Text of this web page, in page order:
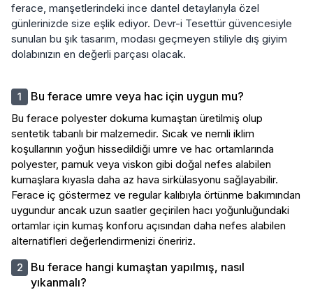
ferace, manşetlerindeki ince dantel detaylarıyla özel
günlerinizde size eşlik ediyor. Devr-i Tesettür güvencesiyle
sunulan bu şık tasarım, modası geçmeyen stiliyle dış giyim
dolabınızın en değerli parçası olacak.
Bu ferace umre veya hac için uygun mu?
Bu ferace polyester dokuma kumaştan üretilmiş olup
sentetik tabanlı bir malzemedir. Sıcak ve nemli iklim
koşullarının yoğun hissedildiği umre ve hac ortamlarında
polyester, pamuk veya viskon gibi doğal nefes alabilen
kumaşlara kıyasla daha az hava sirkülasyonu sağlayabilir.
Ferace iç göstermez ve regular kalıbıyla örtünme bakımından
uygundur ancak uzun saatler geçirilen hacı yoğunluğundaki
ortamlar için kumaş konforu açısından daha nefes alabilen
alternatifleri değerlendirmenizi öneririz.
Bu ferace hangi kumaştan yapılmış, nasıl
yıkanmalı?